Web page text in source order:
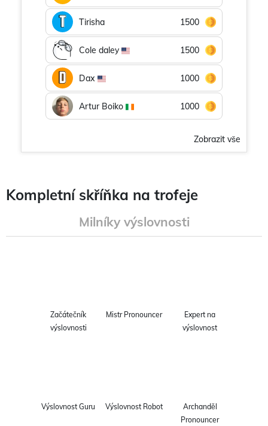
Tirisha 1500
Cole daley 1500
Dax 1000
Artur Boiko 1000
Zobrazit vše
Kompletní skříňka na trofeje
Milníky výslovnosti
Začátečník
výslovnosti
Mistr Pronouncer
Expert na
výslovnost
Výslovnost Guru Výslovnost Robot
Archanděl
Pronouncer